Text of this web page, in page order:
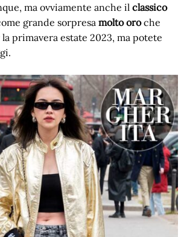
ma ovviamente anche ilclassico
grande sorpresamolto oroche
primavera estate 2023, ma potete